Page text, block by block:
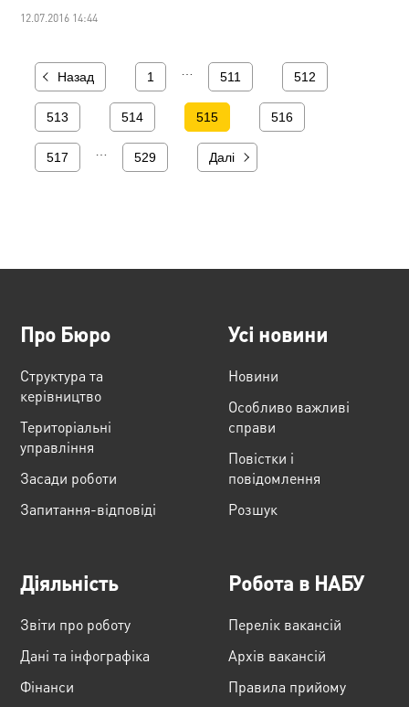
12.07.2016 14:44
Назад 1 511 512
513 514 515 516
517 529 Далі
Про Бюро
Структура та
керівництво
Територіальні
управління
Засади роботи
Запитання-відповіді
Усі новини
Новини
Особливо важливі
справи
Повістки і
повідомлення
Розшук
Діяльність
Звіти про роботу
Дані та інфографіка
Фінанси
Робота в НАБУ
Перелік вакансій
Архів вакансій
Правила прийому